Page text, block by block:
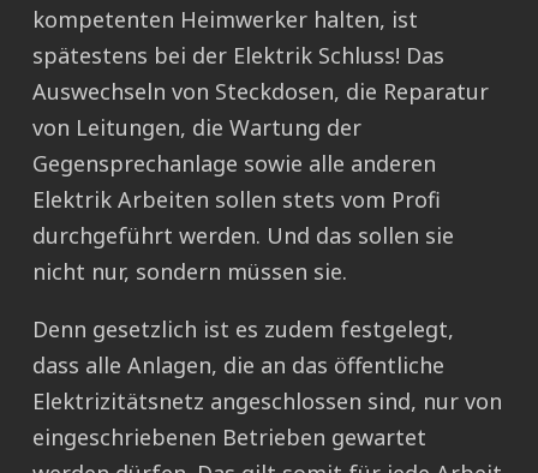
kompetenten Heimwerker halten, ist
spätestens bei der Elektrik Schluss! Das
Auswechseln von Steckdosen, die Reparatur
von Leitungen, die Wartung der
Gegensprechanlage sowie alle anderen
Elektrik Arbeiten sollen stets vom Profi
durchgeführt werden. Und das sollen sie
nicht nur, sondern müssen sie.
Denn gesetzlich ist es zudem festgelegt,
dass alle Anlagen, die an das öffentliche
Elektrizitätsnetz angeschlossen sind, nur von
eingeschriebenen Betrieben gewartet